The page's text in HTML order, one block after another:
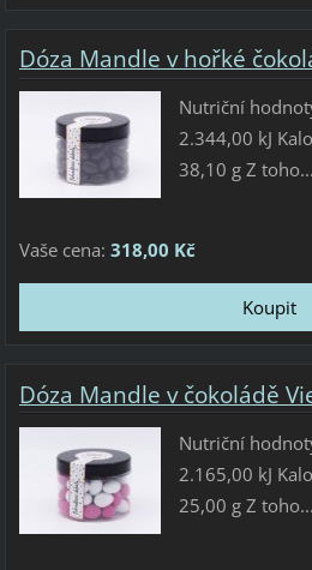
Dóza Mandle v hořké
Nutriční
2.344,00 kJ
38,10 g Z toho...
Vaše cena: 318,00 Kč
Dóza Mandle v čokoládě
Nutriční
2.165,00 kJ
25,00 g Z toho...